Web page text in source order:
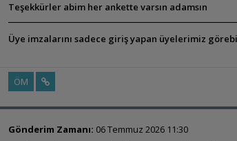
Teşekkürler abim her ankette varsın adamsın
Üye imzalarını sadece giriş yapan üyelerimiz
ÖM
Gönderim Zamanı: 06 Temmuz 2026 11:30